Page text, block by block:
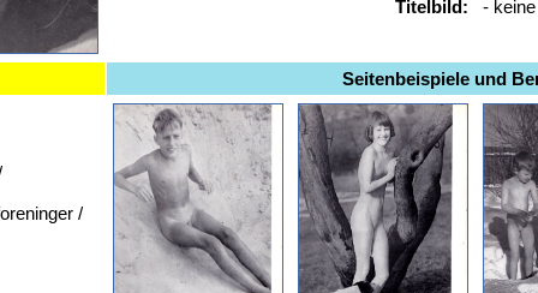
Titelbild: -
Seitenbeispiele und
/